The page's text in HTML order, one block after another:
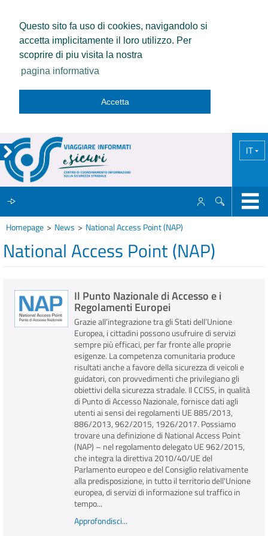
Questo sito fa uso di cookies, navigandolo si
accetta implicitamente il loro utilizzo. Per
scoprire di piu visita la nostra
pagina informativa
Accetta
IT
IL CCISS
INFO E MEDIA
Homepage News National Access Point (NAP)
National Access Point (NAP)
Il Punto Nazionale di Accesso e i
Regolamenti Europei
Grazie all’integrazione tra gli Stati dell’Unione
Europea, i cittadini possono usufruire di servizi
sempre più efficaci, per far fronte alle proprie
esigenze. La competenza comunitaria produce
risultati anche a favore della sicurezza di veicoli e
guidatori, con provvedimenti che privilegiano gli
obiettivi della sicurezza stradale. Il CCISS, in qualità
di Punto di Accesso Nazionale, fornisce dati agli
utenti ai sensi dei regolamenti UE 885/2013,
886/2013, 962/2015, 1926/2017. Possiamo
trovare una definizione di National Access Point
(NAP) – nel regolamento delegato UE 962/2015,
che integra la direttiva 2010/40/UE del
Parlamento europeo e del Consiglio relativamente
alla predisposizione, in tutto il territorio dell'Unione
europea, di servizi di informazione sul traffico in
tempo...
Approfondisci...